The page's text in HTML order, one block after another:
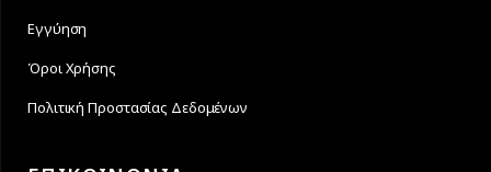
Εγγύηση
Όροι Χρήσης
Πολιτική Προστασίας Δεδομένων